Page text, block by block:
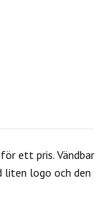
ett pris. Vändbar
liten logo och den